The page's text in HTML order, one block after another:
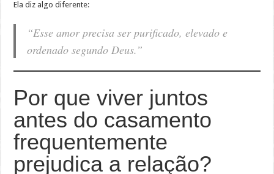
Ela diz algo diferente:
“Esse amor precisa ser purificado, elevado e
ordenado segundo Deus.”
Por que viver juntos
antes do casamento
frequentemente
prejudica a relação?